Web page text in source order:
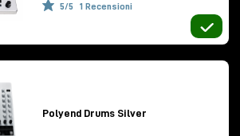
modulazioni è brillantemente
e modulazioni visualizzate
analogico
modulatore ibrido tra LFO, random
5/5 1 Recensioni
Polyend Drums Silver